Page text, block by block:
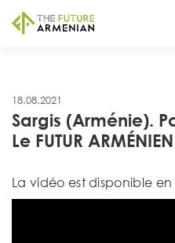
18.08.2021
Sargis (Arménie).
Le FUTUR
La vidéo est disponible